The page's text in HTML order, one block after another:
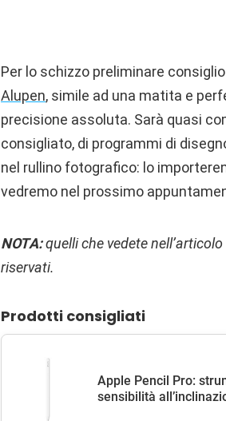
Per lo schizzo preliminare
Alupen, simile ad una matita e
precisione assoluta. Sarà quasi
consigliato, di programmi di
nel rullino fotografico: lo
vedremo nel prossimo
NOTA:quelli che vedete
riservati.
Prodotti consigliati
Apple Pencil Pro:
sensibilità